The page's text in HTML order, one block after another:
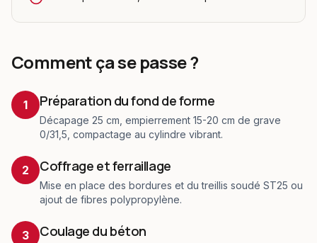
Comment ça se passe ?
1 Préparation du fond de forme
Décapage 25 cm, empierrement 15-20 cm de grave
0/31,5, compactage au cylindre vibrant.
2 Coffrage et ferraillage
Mise en place des bordures et du treillis soudé ST25 ou
ajout de fibres polypropylène.
3 Coulage du béton